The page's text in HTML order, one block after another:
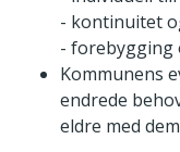
- kontinuitet
- forebygging
Kommunens
endrede
eldre med